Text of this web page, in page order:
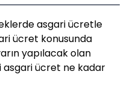
asgari ücretle
ücret konusunda
yapılacak olan
asgari ücret ne kadar